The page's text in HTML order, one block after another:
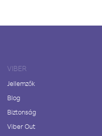
VIBER
Jellemzők
Blog
Biztonság
Viber Out